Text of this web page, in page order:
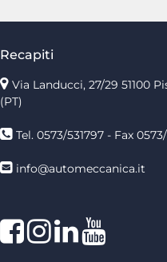
Recapiti
Via Landucci, 27/29 51100
(PT)
Tel. 0573/531797 - Fax 0573/
info@automeccanica.it
FacebookInstagram
linkedin